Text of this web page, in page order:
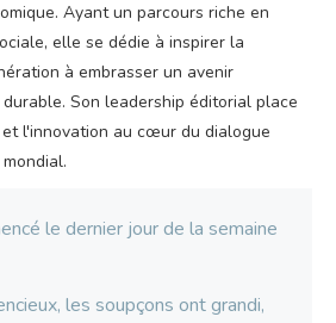
Ayant un parcours riche en
elle se dédie à inspirer la
à embrasser un avenir
Son leadership éditorial place
l'innovation au cœur du dialogue
le dernier jour de la semaine
les soupçons ont grandi,